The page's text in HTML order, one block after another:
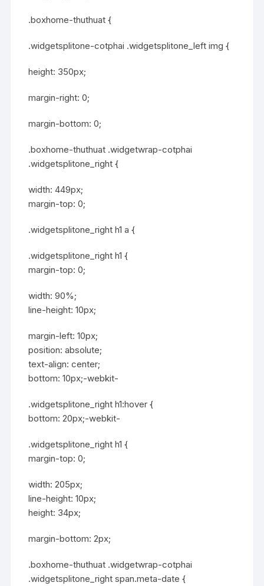
.boxhome-thuthuat {
.widgetsplitone-cotphai .widgetsplitone_left img {
height: 350px;
margin-right: 0;
margin-bottom: 0;
.boxhome-thuthuat .widgetwrap-cotphai
.widgetsplitone_right {
width: 449px;
margin-top: 0;
.widgetsplitone_right h1 a {
.widgetsplitone_right h1 {
margin-top: 0;
width: 90%;
line-height: 10px;
margin-left: 10px;
position: absolute;
text-align: center;
bottom: 10px;-webkit-
.widgetsplitone_right h1:hover {
bottom: 20px;-webkit-
.widgetsplitone_right h1 {
margin-top: 0;
width: 205px;
line-height: 10px;
height: 34px;
margin-bottom: 2px;
.boxhome-thuthuat .widgetwrap-cotphai
.widgetsplitone_right span.meta-date {